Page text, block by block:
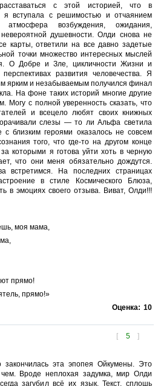
с этой историей, что в
я вступала с решимостью и отчаянием
возбуждения, ожидания,
душевности. Олди снова не
карты, ответили на все давно задетые
точки множество интересных мыслей
О Добре и Зле, цикличности Жизни и
развития человечества. Я
ярким и незабываемым получился финал
На фоне таких историй многие другие
Могу с полной уверенность сказать, что
и всецело любят своих книжных
слезы — то ли Альфа светила
близким героями оказалось не совсем
того, что где-то на другом конце
которыми я готова уйти хоть в черную
что они меня обязательно дождутся.
встретимся. На последних страницах
в стиле Космического Блюза,
в эмоциях своего отзыва. Виват, Олди!!!
моя мама,
прямо!
прямо!»
Оценка: 10
[ 5 ]
закончилась эта эпопея Ойкумены. Это
Вроде неплохая задумка, мир Олди
загубил всё их язык. Текст, сплошь